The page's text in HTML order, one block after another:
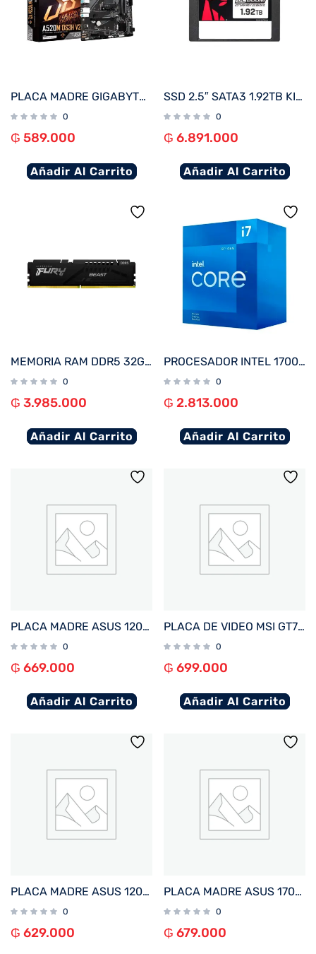
PLACA MADRE GIGABYTE AM4 A520M DS3H V2 S/R/HDMI/DP/M.2/DDR4/USB3.2/MATX
0
₲ 589.000
Añadir Al Carrito
SSD 2.5″ SATA3 1.92TB KINGSTON SEDC600M/1920G 560/530
0
₲ 6.891.000
Añadir Al Carrito
MEMORIA RAM DDR5 32GB 5200 KINGSTON FURY BEAST BK KF552C40BB-32 XMP
0
₲ 3.985.000
Añadir Al Carrito
PROCESADOR INTEL 1700 CORE I7-12700F 2.7GHZ/25MB C/COOL BX8071512700F
0
₲ 2.813.000
Añadir Al Carrito
PLACA MADRE ASUS 1200 PRIME H510M-R R2.0 V/S/R/HDMI/DDR4/USB3.2/MATX
0
₲ 669.000
Añadir Al Carrito
PLACA DE VIDEO MSI GT710 2GB DDR3 GT710-2GD3-LP
0
₲ 699.000
Añadir Al Carrito
PLACA MADRE ASUS 1200 PRIME H510M-F R3.0 S/R/HDMI/M2/DDR4/USB3.2/MATX
0
₲ 629.000
PLACA MADRE ASUS 1700 PRIME H610M-K D4-CSM V/S/R/HDMI/M2/USB3.2/MATX
0
₲ 679.000